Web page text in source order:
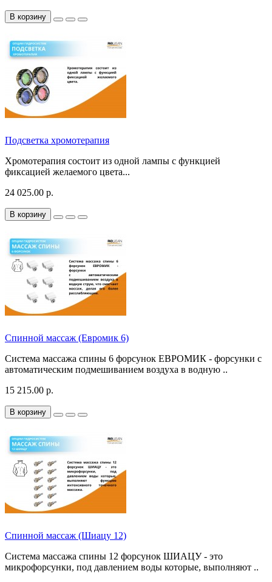
В корзину
Подсветка хромотерапия
Хромотерапия состоит из одной лампы с функцией
фиксацией желаемого цвета...
24 025.00 р.
В корзину
Спинной массаж (Евромик 6)
Система массажа спины 6 форсунок ЕВРОМИК - форсунки с
автоматическим подмешиванием воздуха в водную ..
15 215.00 р.
В корзину
Спинной массаж (Шиацу 12)
Система массажа спины 12 форсунок ШИАЦУ - это
микрофорсунки, под давлением воды которые, выполняют ..